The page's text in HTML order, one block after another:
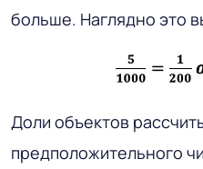
больше. Наглядно это
Доли объектов
предположительного